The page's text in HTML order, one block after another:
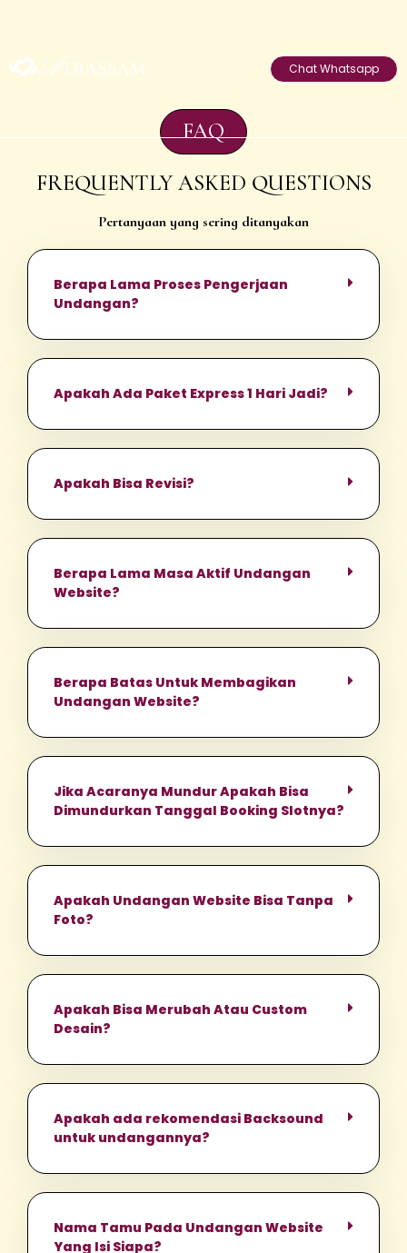
Chat Whatsapp
FAQ
FREQUENTLY ASKED QUESTIONS
Pertanyaan yang sering ditanyakan
Berapa Lama Proses Pengerjaan
Undangan?
Apakah Ada Paket Express 1 Hari Jadi?
Apakah Bisa Revisi?
Berapa Lama Masa Aktif Undangan
Website?
Berapa Batas Untuk Membagikan
Undangan Website?
Jika Acaranya Mundur Apakah Bisa
Dimundurkan Tanggal Booking Slotnya?
Apakah Undangan Website Bisa Tanpa
Foto?
Apakah Bisa Merubah Atau Custom
Desain?
Apakah ada rekomendasi Backsound
untuk undangannya?
Nama Tamu Pada Undangan Website
Yang Isi Siapa?